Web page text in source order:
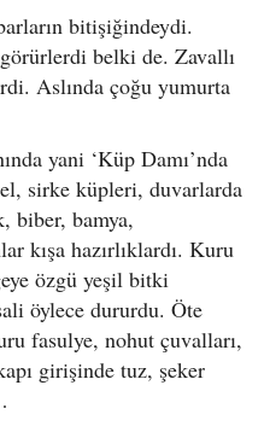
bitişiğindeydi.
belki de. Zavallı
Aslında çoğu yumurta
yani ‘Küp Damı’nda
sirke küpleri, duvarlarda
biber, bamya,
kışa hazırlıklardı. Kuru
özgü yeşil bitki
öylece dururdu. Öte
fasulye, nohut çuvalları,
girişinde tuz, şeker